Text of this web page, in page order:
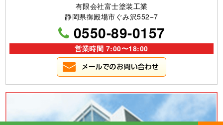
有限会社富士塗装工業
静岡県御殿場市ぐみ沢552−7
0550-89-0157
営業時間 7:00〜18:00